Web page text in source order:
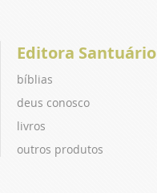
Editora Santuário
bíblias
deus conosco
livros
outros produtos